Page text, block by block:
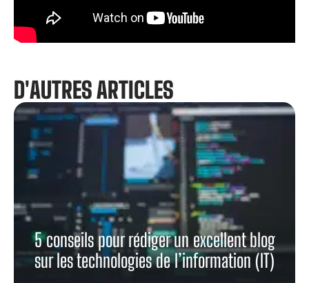
D'AUTRES ARTICLES
5 conseils pour rédiger un excellent blog
sur les technologies de l’information (IT)